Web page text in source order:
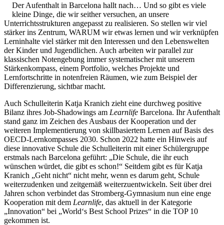
Der Aufenthalt in Barcelona hallt nach… Und so gibt es viele
kleine Dinge, die wir seither versuchen, an unsere
Unterrichtsstrukturen angepasst zu realisieren. So stellen wir viel
stärker ins Zentrum, WARUM wir etwas lernen und wir verknüpfen
Lerninhalte viel stärker mit den Interessen und den Lebenswelten
der Kinder und Jugendlichen. Auch arbeiten wir parallel zur
klassischen Notengebung immer systematischer mit unserem
Stärkenkompass, einem Portfolio, welches Projekte und
Lernfortschritte in notenfreien Räumen, wie zum Beispiel der
Differenzierung, sichtbar macht.
Auch Schulleiterin Katja Kranich zieht eine durchweg positive
Bilanz ihres Job-Shadowings am Learnlife Barcelona. Ihr Aufenthalt
stand ganz im Zeichen des Ausbaus der Kooperation und der
weiteren Implementierung von skillbasiertem Lernen auf Basis des
OECD-Lernkompasses 2030. Schon 2022 hatte ein Hinweis auf
diese innovative Schule die Schulleiterin mit einer Schülergruppe
erstmals nach Barcelona geführt: „Die Schule, die ihr euch
wünschen würdet, die gibt es schon!“ Seitdem gibt es für Katja
Kranich „Geht nicht“ nicht mehr, wenn es darum geht, Schule
weiterzudenken und zeitgemäß weiterzuentwickeln. Seit über drei
Jahren schon verbindet das Stromberg-Gymnasium nun eine enge
Kooperation mit dem Learnlife, das aktuell in der Kategorie
„Innovation“ bei „World‘s Best School Prizes“ in die TOP 10
gekommen ist.